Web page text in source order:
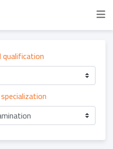
qualification